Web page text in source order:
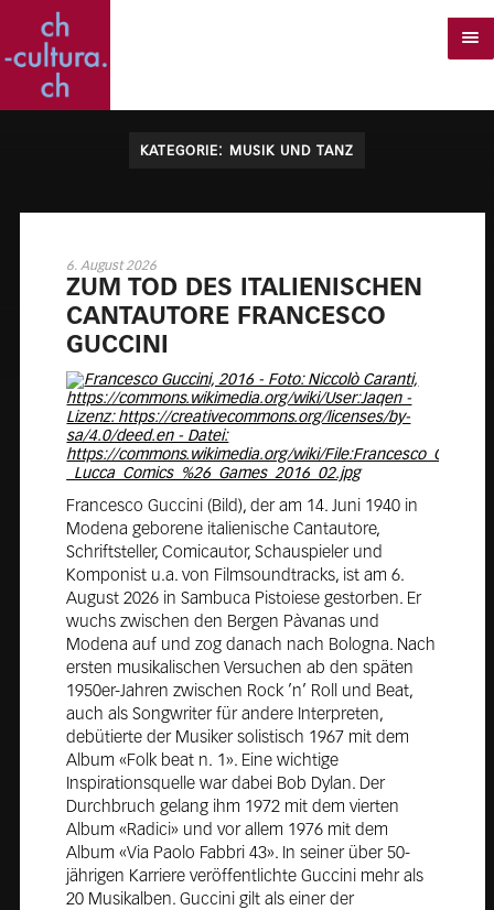
KATEGORIE: MUSIK UND TANZ
6. August 2026
ZUM TOD DES ITA­LIE­NI­SCHEN
CAN­T­AU­TO­RE FRAN­CES­CO
GUC­CI­NI
Francesco Guccini (Bild), der am 14. Juni 1940 in
Modena geborene italienische Cantautore,
Schriftsteller, Comicautor, Schauspieler und
Komponist u.a. von Filmsoundtracks, ist am 6.
August 2026 in Sambuca Pistoiese gestorben. Er
wuchs zwischen den Bergen Pàvanas und
Modena auf und zog danach nach Bologna. Nach
ersten musikalischen Versuchen ab den späten
1950er-Jahren zwischen Rock ’n’ Roll und Beat,
auch als Songwriter für andere Interpreten,
debütierte der Musiker solistisch 1967 mit dem
Album «Folk beat n. 1». Eine wichtige
Inspirationsquelle war dabei Bob Dylan. Der
Durchbruch gelang ihm 1972 mit dem vierten
Album «Radici» und vor allem 1976 mit dem
Album «Via Paolo Fabbri 43». In seiner über 50-
jährigen Karriere veröffentlichte Guccini mehr als
20 Musikalben. Guccini gilt als einer der